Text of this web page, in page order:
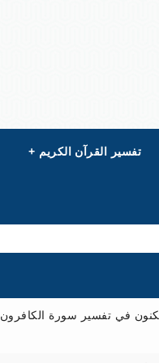
تفسير القرآن الكريم +
في تفسير سورة الكافرون